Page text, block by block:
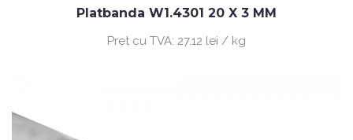
Platbanda W1.4301 20 X 3 MM
Pret cu TVA: 27.12 lei / kg